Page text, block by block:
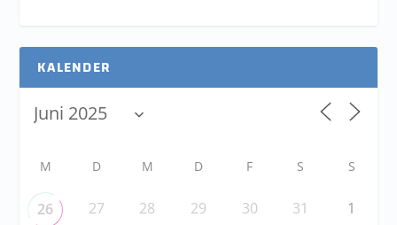
KALENDER
M D M D F S S
26 27 28 29 30 31 1